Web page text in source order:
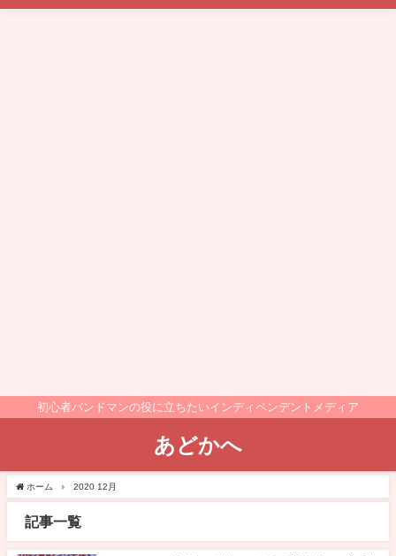
初心者バンドマンの役に立ちたいインディペンデントメディア
あどかへ
ホーム 2020 12月
記事一覧